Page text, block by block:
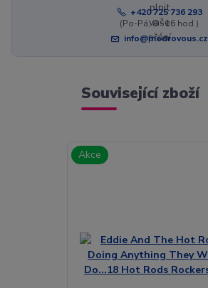
+420 725 736 293
(Po-Pá, 8 - 16 hod.)
info@modrovous.cz
Související zboží
Akce